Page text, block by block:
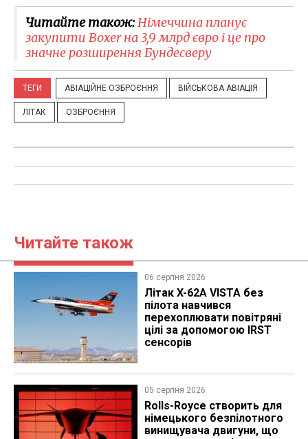
Читайте також:Німеччина планує
закупити Boxer на 3,9 млрд євро і це про
значне розширення Бундесверу
ТЕГИ АВІАЦІЙНЕ ОЗБРОЄННЯ ВІЙСЬКОВА АВІАЦІЯ
ЛІТАК ОЗБРОЄННЯ
Читайте також
06 серпня 2026
Літак X-62A VISTA без
пілота навчився
перехоплювати повітряні
цілі за допомогою IRST
сенсорів
05 серпня 2026
Rolls-Royce створить для
німецького безпілотного
винищувача двигуни, що